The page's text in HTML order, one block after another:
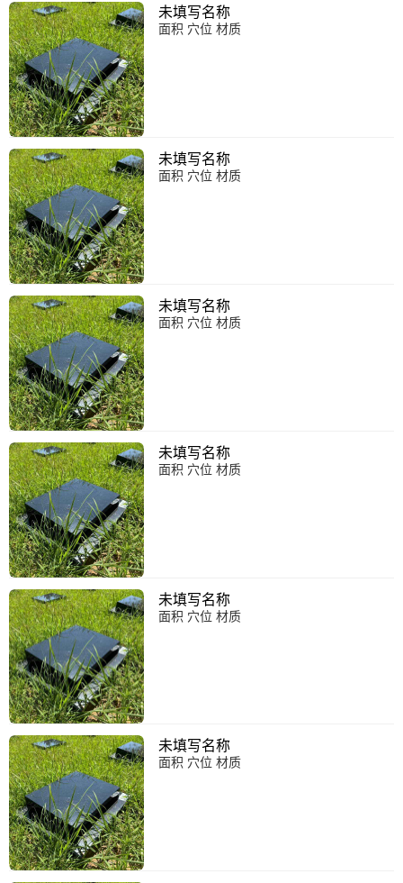
未填写名称
面积 穴位 材质
未填写名称
面积 穴位 材质
未填写名称
面积 穴位 材质
未填写名称
面积 穴位 材质
未填写名称
面积 穴位 材质
未填写名称
面积 穴位 材质